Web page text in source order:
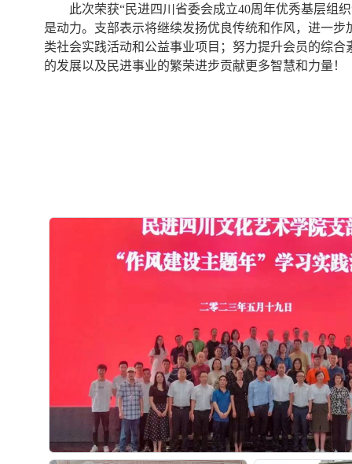
此次荣获“民进四川省委会成立40周年优秀基层组
是动力。支部表示将继续发扬优良传统和作风，进一
类社会实践活动和公益事业项目；努力提升会员的综
的发展以及民进事业的繁荣进步贡献更多智慧和力量！